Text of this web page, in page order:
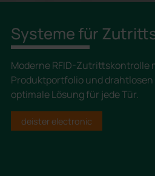
Systeme für
Moderne RFID-Zutrittskontrolle
Produktportfolio und drahtlosen
optimale Lösung für jede Tür.
deister electronic